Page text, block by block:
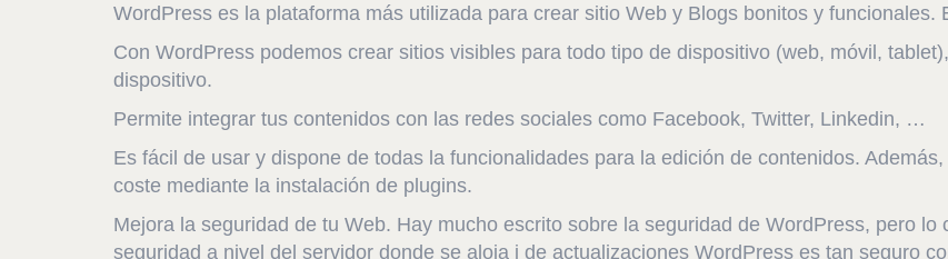
WordPress es la plataforma más utilizada para crear sitio Web y Blogs bonitos y
Con WordPress podemos crear sitios visibles para todo tipo de dispositivo (web, móvil,
dispositivo.
Permite integrar tus contenidos con las redes sociales como Facebook, Twitter, Linkedin, …
Es fácil de usar y dispone de todas la funcionalidades para la edición de contenidos.
coste mediante la instalación de plugins.
Mejora la seguridad de tu Web. Hay mucho escrito sobre la seguridad de WordPress, pero
seguridad a nivel del servidor donde se aloja i de actualizaciones WordPress es tan seguro